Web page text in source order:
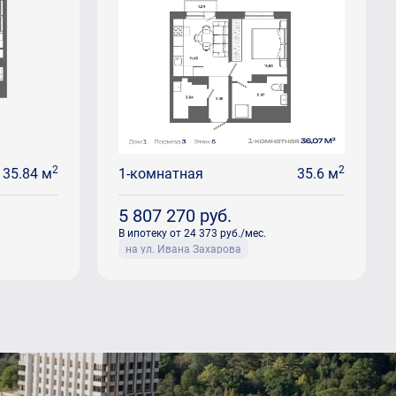
35.84 м2 1-комнатная 35.6 м2
5 807 270 руб.
В ипотеку от 24 373 руб./мес.
на ул. Ивана Захарова